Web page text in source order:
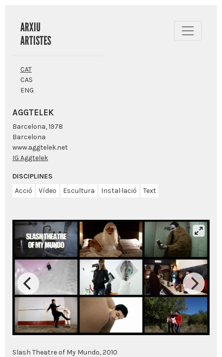
ARXIU
ARTISTES
CAT
CAS
ENG
AGGTELEK
Barcelona, 1978
Barcelona
www.aggtelek.net
IG Aggtelek
DISCIPLINES
Acció
Vídeo Escultura Instal·lació Text
Slash Theatre of My Mundo, 2010